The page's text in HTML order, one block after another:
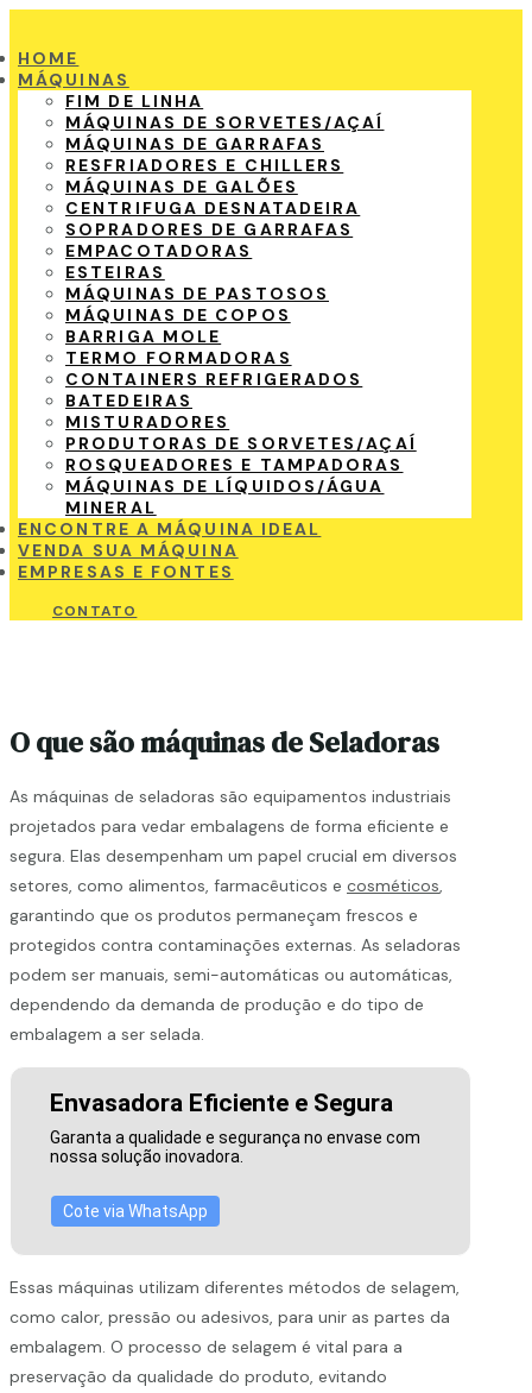
HOME
MÁQUINAS
FIM DE LINHA
MÁQUINAS DE SORVETES/AÇAÍ
MÁQUINAS DE GARRAFAS
RESFRIADORES E CHILLERS
MÁQUINAS DE GALÕES
CENTRIFUGA DESNATADEIRA
SOPRADORES DE GARRAFAS
EMPACOTADORAS
ESTEIRAS
MÁQUINAS DE PASTOSOS
MÁQUINAS DE COPOS
BARRIGA MOLE
TERMO FORMADORAS
CONTAINERS REFRIGERADOS
BATEDEIRAS
MISTURADORES
PRODUTORAS DE SORVETES/AÇAÍ
ROSQUEADORES E TAMPADORAS
MÁQUINAS DE LÍQUIDOS/ÁGUA
MINERAL
ENCONTRE A MÁQUINA IDEAL
VENDA SUA MÁQUINA
EMPRESAS E FONTES
CONTATO
O que são máquinas de Seladoras
As máquinas de seladoras são equipamentos industriais
projetados para vedar embalagens de forma eficiente e
segura. Elas desempenham um papel crucial em diversos
setores, como alimentos, farmacêuticos e cosméticos,
garantindo que os produtos permaneçam frescos e
protegidos contra contaminações externas. As seladoras
podem ser manuais, semi-automáticas ou automáticas,
dependendo da demanda de produção e do tipo de
embalagem a ser selada.
Envasadora Eficiente e Segura
Garanta a qualidade e segurança no envase com
nossa solução inovadora.
Cote via WhatsApp
Essas máquinas utilizam diferentes métodos de selagem,
como calor, pressão ou adesivos, para unir as partes da
embalagem. O processo de selagem é vital para a
preservação da qualidade do produto, evitando